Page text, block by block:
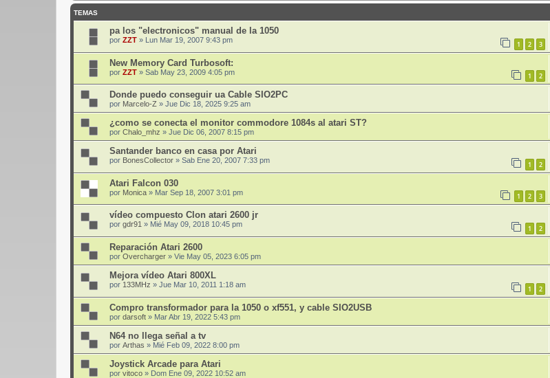
TEMAS
pa los "electronicos" manual de la 1050
por ZZT » Lun Mar 19, 2007 9:43 pm 1 2 3
New Memory Card Turbosoft:
por ZZT » Sab May 23, 2009 4:05 pm 1 2
Donde puedo conseguir ua Cable SIO2PC
por Marcelo-Z » Jue Dic 18, 2025 9:25 am
¿como se conecta el monitor commodore 1084s al atari ST?
por Chalo_mhz » Jue Dic 06, 2007 8:15 pm
Santander banco en casa por Atari
por BonesCollector » Sab Ene 20, 2007 7:33 pm 1 2
Atari Falcon 030
por Monica » Mar Sep 18, 2007 3:01 pm 1 2 3
vídeo compuesto Clon atari 2600 jr
por gdr91 » Mié May 09, 2018 10:45 pm 1 2
Reparación Atari 2600
por Overcharger » Vie May 05, 2023 6:05 pm
Mejora vídeo Atari 800XL
por 133MHz » Jue Mar 10, 2011 1:18 am 1 2
Compro transformador para la 1050 o xf551, y cable SIO2USB
por darsoft » Mar Abr 19, 2022 5:43 pm
N64 no llega señal a tv
por Arthas » Mié Feb 09, 2022 8:00 pm
Joystick Arcade para Atari
por vitoco » Dom Ene 09, 2022 10:52 am